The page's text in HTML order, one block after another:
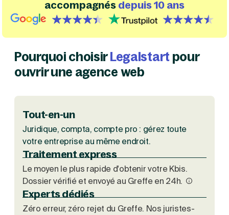
Toutes les modifications
Je suis autonome
Découvrez notre cabinet d'expertise comptable
LS Compta
Création d'EURL
Création de SASU
Création de SCI
Création d'association
Aides à la création d’entreprise
Fermeture d’une entreprise
Création d'entreprise
{id=3, name=google, label=google,
accompagnés depuis 10 ans
{id=1, name='trustpilot',
Pourquoi choisirLegalstartpour
ouvrir une agence web
Tout-en-un
Juridique, compta, compte pro : gérez toute
votre entreprise au même endroit.
Traitement express
Le moyen le plus rapide d'obtenir votre Kbis.
Dossier vérifié et envoyé au Greffe en 24h.
Experts dédiés
Zéro erreur, zéro rejet du Greffe. Nos juristes-